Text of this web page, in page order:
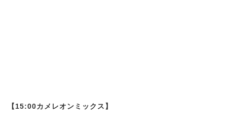
【15:00カメレオンミックス】